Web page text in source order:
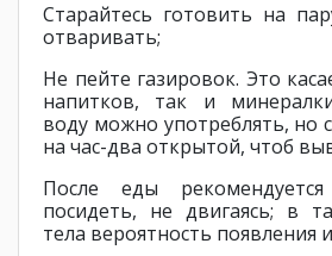
Старайтесь готовить на
отваривать;
Не пейте газировок. Это
напитков, так и
воду можно употреблять, но
на час-два открытой, чтоб
После еды
посидеть, не двигаясь; в
тела вероятность появления